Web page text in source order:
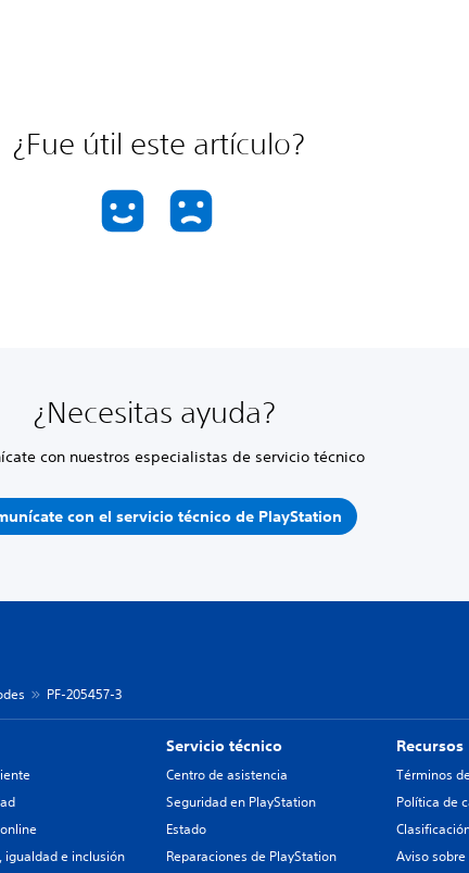
¿Fue útil este artículo?
¿Necesitas ayuda?
con nuestros especialistas de servicio técnico
con el servicio técnico de PlayStation
PF-205457-3
igualdad e inclusión
Servicio técnico
Centro de asistencia
Seguridad en PlayStation
Estado
Reparaciones de PlayStation
Recursos
Términos
Política de
Aviso